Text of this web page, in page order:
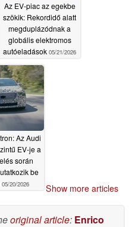
Az EV-piac az egekbe
szökik: Rekordidő alatt
megduplázódnak a
globális elektromos
autóeladások 05/21/2026
Az Audi
EV-je a
során
be
05/20/2026 Show more articles
original article: Enrico